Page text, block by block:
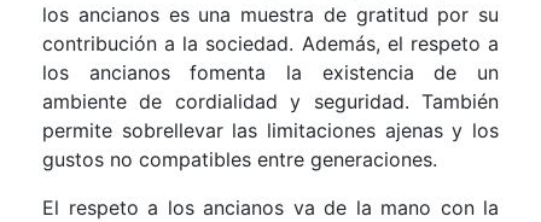
los ancianos es una muestra de gratitud por su
contribución a la sociedad. Además, el respeto a
los ancianos fomenta la existencia de un
ambiente de cordialidad y seguridad. También
permite sobrellevar las limitaciones ajenas y los
gustos no compatibles entre generaciones.
El respeto a los ancianos va de la mano con la